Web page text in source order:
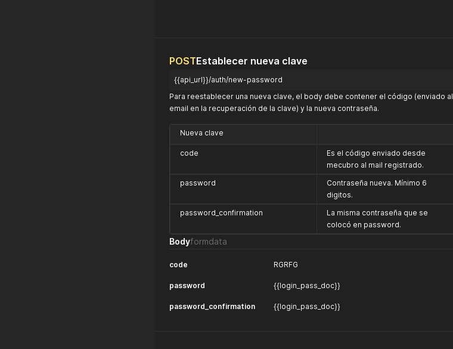
POSTEstablecer nueva clave
{{api_url}}/auth/new-password
Para reestablecer una nueva clave, el body debe contener el código (enviado al
email en la recuperación de la clave) y la nueva contraseña.
Nueva clave
code
Es el código enviado desde
mecubro al mail registrado.
password
Contraseña nueva. Mínimo 6
digitos.
password_confirmation
La misma contraseña que se
colocó en password.
Bodyformdata
code RGRFG
password {{login_pass_doc}}
password_confirmation {{login_pass_doc}}